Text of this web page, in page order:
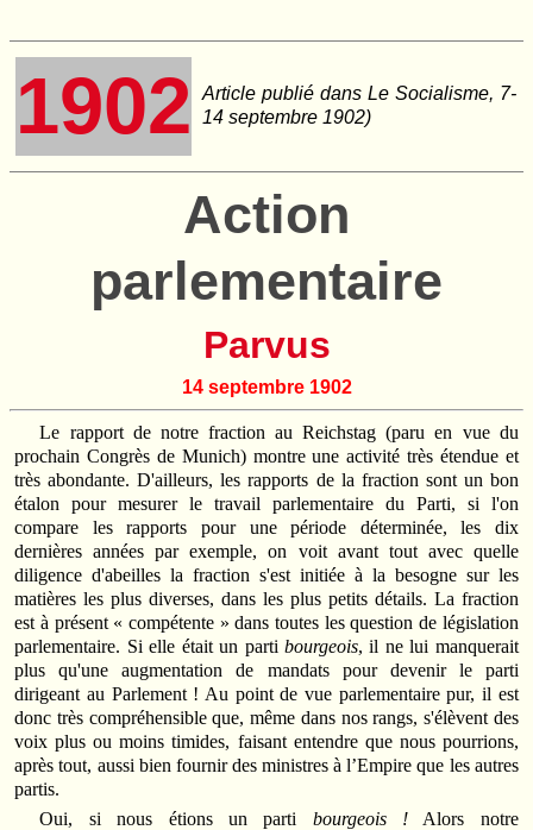
1902 Article publié dansLe Socialisme, 7-
14 septembre 1902)
Action
parlementaire
Parvus
14 septembre 1902
Le rapport de notre fraction au Reichstag (paru en vue du
prochain Congrès de Munich) montre une activité très étendue et
très abondante. D'ailleurs, les rapports de la fraction sont un bon
étalon pour mesurer le travail parlementaire du Parti, si l'on
compare les rapports pour une période déterminée, les dix
dernières années par exemple, on voit avant tout avec quelle
diligence d'abeilles la fraction s'est initiée à la besogne sur les
matières les plus diverses, dans les plus petits détails. La fraction
est à présent « compétente » dans toutes les question de législation
parlementaire. Si elle était un parti bourgeois, il ne lui manquerait
plus qu'une augmentation de mandats pour devenir le parti
dirigeant au Parlement ! Au point de vue parlementaire pur, il est
donc très compréhensible que, même dans nos rangs, s'élèvent des
voix plus ou moins timides, faisant entendre que nous pourrions,
après tout, aussi bien fournir des ministres à l’Empire que les autres
partis.
Oui, si nous étions un parti bourgeois !Alors notre